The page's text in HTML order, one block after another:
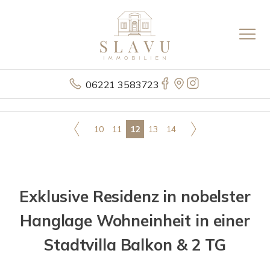
06221 3583723
10 11 12 13 14
Exklusive Residenz in nobelster
Hanglage Wohneinheit in einer
Stadtvilla Balkon & 2 TG